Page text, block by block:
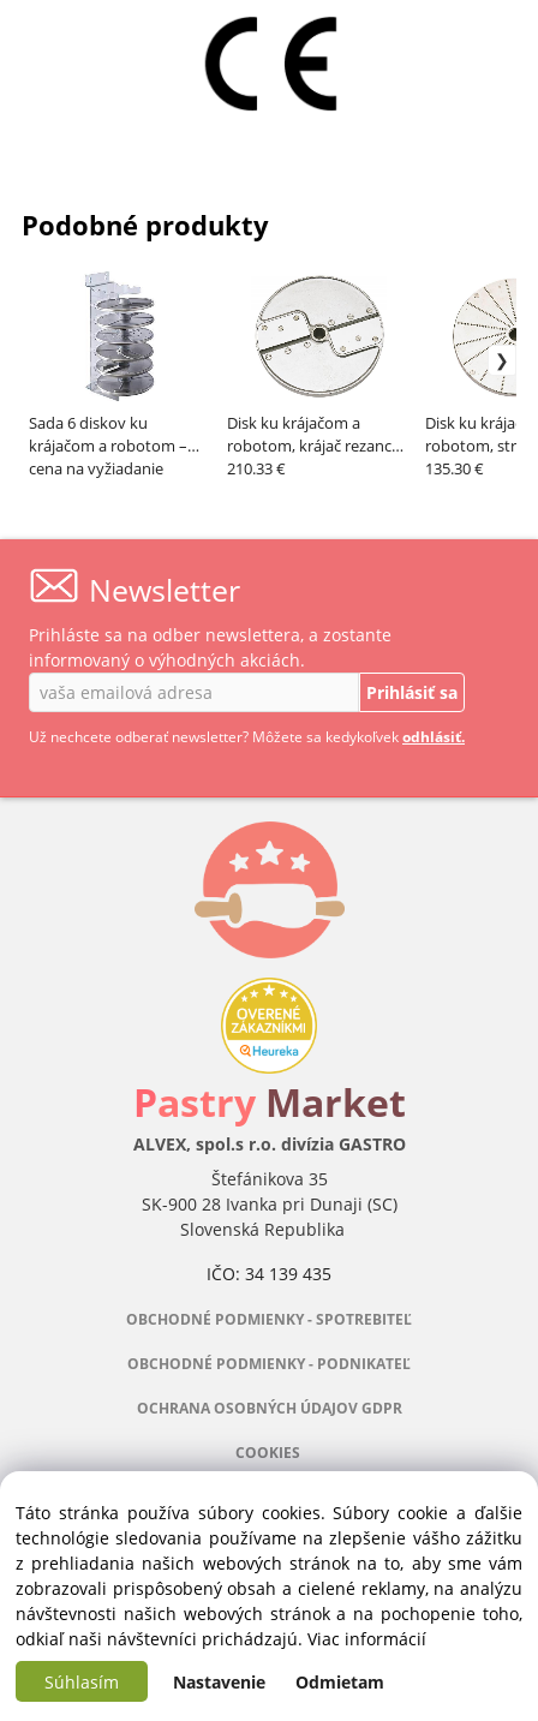
Podobné produkty
Sada 6 diskov ku
krájačom a robotom –
ROBOTCOUPE
cena na vyžiadanie
Disk ku krájačom a
robotom, krájač rezancov
1x30 až 8x8 mm –
210.33 €
Disk ku
robotom,
zemiaky –
135.30 €
Newsletter
Prihláste sa na odber newslettera, a zostante
informovaný o výhodných akciách.
Prihlásiť sa
Už nechcete odberať newsletter? Môžete sa kedykoľvekodhlásiť.
Pastry Market
ALVEX, spol.s r.o. divízia GASTRO
Štefánikova 35
SK-900 28 Ivanka pri Dunaji (SC)
Slovenská Republika
IČO: 34 139 435
OBCHODNÉ PODMIENKY - SPOTREBITEĽ
OBCHODNÉ PODMIENKY - PODNIKATEĽ
OCHRANA OSOBNÝCH ÚDAJOV GDPR
COOKIES
Manažér:+421 911 031 991
Príslušenstvo:+421 910 121 005
Stroje:+421 903 404 067
Servis:+421 903 404 047
Copyright © 2016 ALVEX, spol.s r.o., All rights reserved | Štefánikova 35, SK-900
Táto stránka používa súbory cookies. Súbory cookie a ďalšie
technológie sledovania používame na zlepšenie vášho zážitku
z prehliadania našich webových stránok na to, aby sme vám
zobrazovali prispôsobený obsah a cielené reklamy, na analýzu
návštevnosti našich webových stránok a na pochopenie toho,
odkiaľ naši návštevníci prichádzajú. Viac informácií
Súhlasím
Nastavenie Odmietam